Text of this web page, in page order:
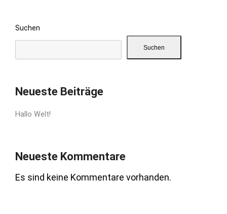
Suchen
Suchen
Neueste Beiträge
Hallo Welt!
Neueste Kommentare
Es sind keine Kommentare vorhanden.